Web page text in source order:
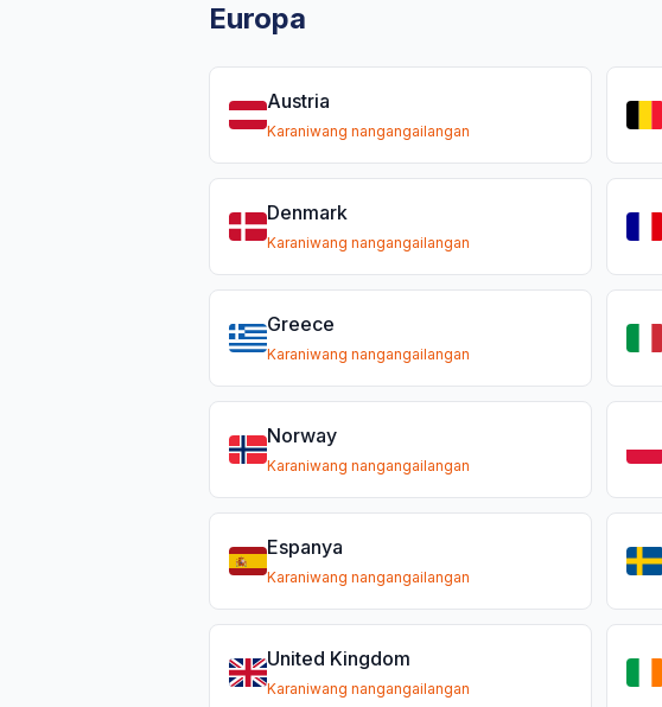
Europa
Austria
Karaniwang nangangailangan
Denmark
Karaniwang nangangailangan
Greece
Karaniwang nangangailangan
Norway
Karaniwang nangangailangan
Espanya
Karaniwang nangangailangan
United Kingdom
Karaniwang nangangailangan